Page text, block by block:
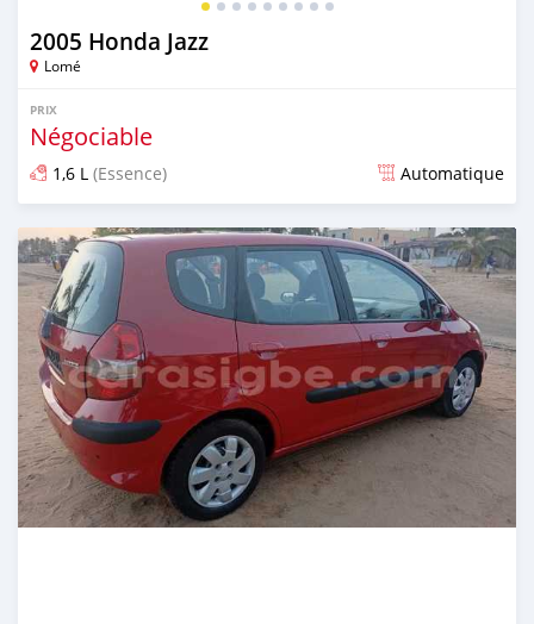
2005 Honda Jazz
Lomé
PRIX
Négociable
1,6 L (Essence) Automatique
Publié il y a 4 mois